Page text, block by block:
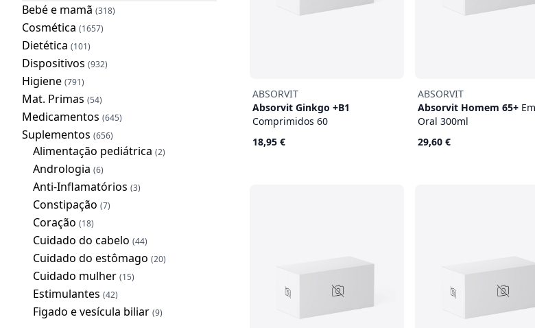
Bebé e mamã (318)
Cosmética (1657)
Dietética (101)
Dispositivos (932)
Higiene (791)
Mat. Primas (54)
Medicamentos (645)
Suplementos (656)
Alimentação pediátrica (2)
Andrologia (6)
Anti-Inflamatórios (3)
Constipação (7)
Coração (18)
Cuidado do cabelo (44)
Cuidado do estômago (20)
Cuidado mulher (15)
Estimulantes (42)
Figado e vesícula biliar (9)
ABSORVIT
Absorvit Ginkgo +B1
Comprimidos 60
18,95 €
ABSORVIT
Absorvit Homem 65+
Oral 300ml
29,60 €